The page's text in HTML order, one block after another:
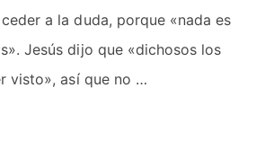
a la duda, porque «nada es
Jesús dijo que «dichosos los
visto», así que no …